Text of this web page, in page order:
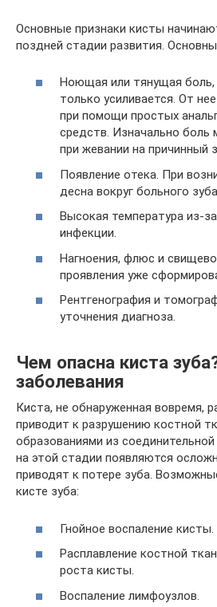
Основные признаки кисты
поздней стадии развития.
Ноющая или тянущая боль,
только усиливается. От
при помощи простых
средств. Изначально боль
при жевании на причинный
Появление отека. При
десна вокруг больного
Высокая температура из-
инфекции.
Нагноения, флюс и
проявления уже
Рентгенография и
уточнения диагноза.
Чем опасна киста
заболевания
Киста, не обнаруженная вовремя,
приводит к разрушению костной
образованиями из
на этой стадии появляются
приводят к потере зуба.
кисте зуба:
Гнойное воспаление кисты.
Расплавление костной
роста кисты.
Воспаление лимфоузлов.